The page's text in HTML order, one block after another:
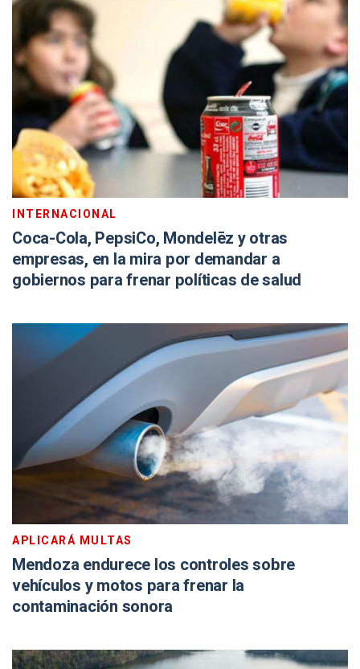
INTERNACIONAL
Coca-Cola, PepsiCo, Mondelēz y otras
empresas, en la mira por demandar a
gobiernos para frenar políticas de salud
APLICARÁ MULTAS
Mendoza endurece los controles sobre
vehículos y motos para frenar la
contaminación sonora